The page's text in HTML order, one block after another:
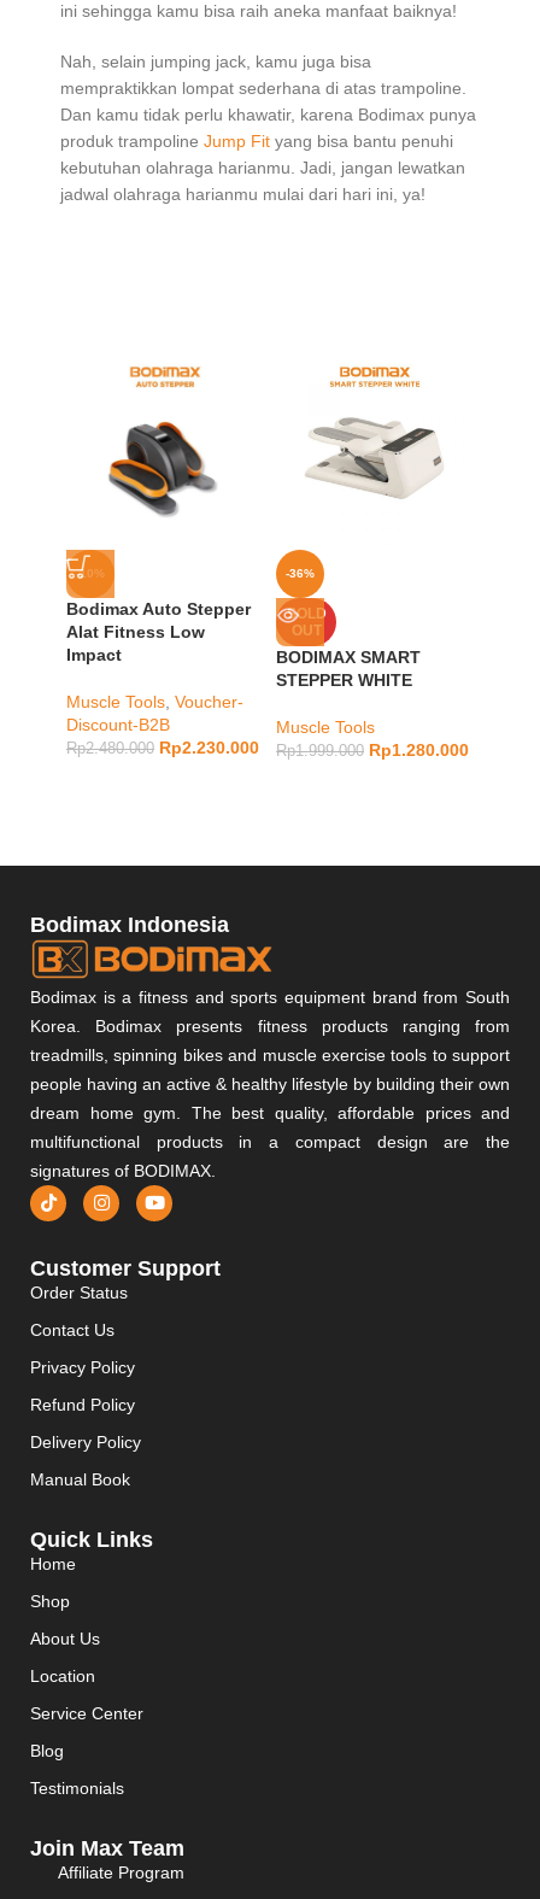
ini sehingga kamu bisa raih aneka manfaat baiknya!
Nah, selain jumping jack, kamu juga bisa
mempraktikkan lompat sederhana di atas trampoline.
Dan kamu tidak perlu khawatir, karena Bodimax punya
produk trampoline Jump Fit yang bisa bantu penuhi
kebutuhan olahraga harianmu. Jadi, jangan lewatkan
jadwal olahraga harianmu mulai dari hari ini, ya!
-10%
Bodimax Auto Stepper
Alat Fitness Low
Impact
Muscle Tools, Voucher-
Discount-B2B
Rp2.480.000 Rp2.230.000
-36%
SOLD
OUT
BODIMAX SMART
STEPPER WHITE
Muscle Tools
Rp1.999.000 Rp1.280.000
Bodimax Indonesia
Bodimax is a fitness and sports equipment brand from South
Korea. Bodimax presents fitness products ranging from
treadmills, spinning bikes and muscle exercise tools to support
people having an active & healthy lifestyle by building their own
dream home gym. The best quality, affordable prices and
multifunctional products in a compact design are the
signatures of BODIMAX.
Customer Support
Order Status
Contact Us
Privacy Policy
Refund Policy
Delivery Policy
Manual Book
Quick Links
Home
Shop
About Us
Location
Service Center
Blog
Testimonials
Join Max Team
Affiliate Program